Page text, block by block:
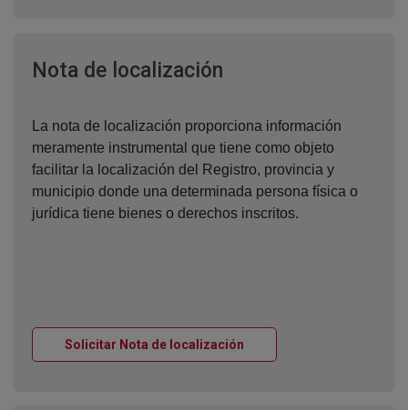
Nota de localización
La nota de localización proporciona información
meramente instrumental que tiene como objeto
facilitar la localización del Registro, provincia y
municipio donde una determinada persona física o
jurídica tiene bienes o derechos inscritos.
Solicitar Nota de localización